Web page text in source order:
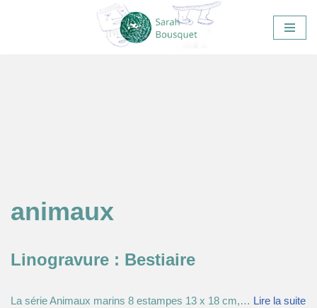
animaux
Linogravure : Bestiaire
La série Animaux marins 8 estampes 13 x 18 cm,… Lire la suite